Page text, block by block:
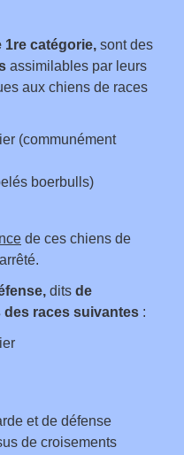
1re catégorie, sont des
assimilables par leurs
aux chiens de races
(communément
boerbulls)
de ces chiens de
dits de
des races suivantes :
et de défense
de croisements